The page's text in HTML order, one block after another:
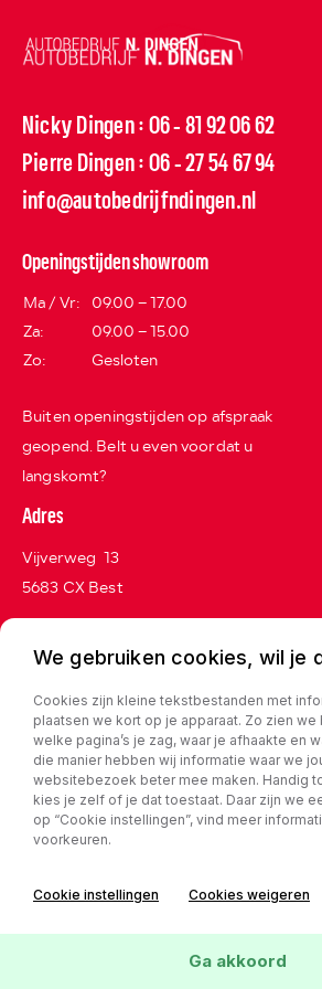
Nicky Dingen : 06 - 81 92 06 62
Pierre Dingen : 06 - 27 54 67 94
info@autobedrijfndingen.nl
Openingstijden showroom
Ma / Vr: 09.00 – 17.00
Za:
09.00 – 15.00
Zo:
Gesloten
Buiten openingstijden op afspraak
geopend. Belt u even voordat u
langskomt?
Adres
Vijverweg 13
5683 CX Best
Privacy policy
We gebruiken cookies, wil je
Cookies zijn kleine tekstbestanden met
plaatsen we kort op je apparaat. Zo zien
welke pagina’s je zag, waar je afhaakte en
die manier hebben wij informatie waar we
websitebezoek beter mee maken. Handig
kies je zelf of je dat toestaat. Daar zijn we
op “Cookie instellingen”, vind meer
voorkeuren.
Cookie instellingen Cookies weigeren
Ga akkoord